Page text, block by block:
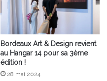
Bordeaux Art & Design revient
au Hangar 14 pour sa 3ème
édition !
28 mai 2024